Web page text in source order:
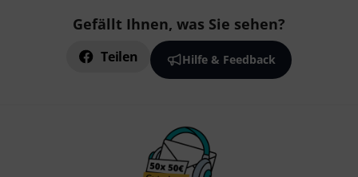
Gefällt Ihnen, was Sie sehen?
Teilen Hilfe & Feedback